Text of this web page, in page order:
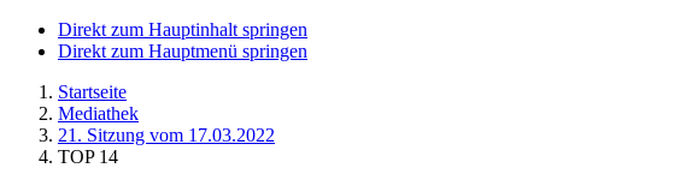
Direkt zum Hauptinhalt springen
Direkt zum Hauptmenü springen
Startseite
Mediathek
21. Sitzung vom 17.03.2022
TOP 14